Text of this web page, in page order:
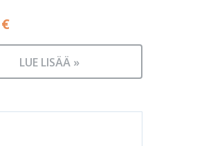
€
LUE LISÄÄ »